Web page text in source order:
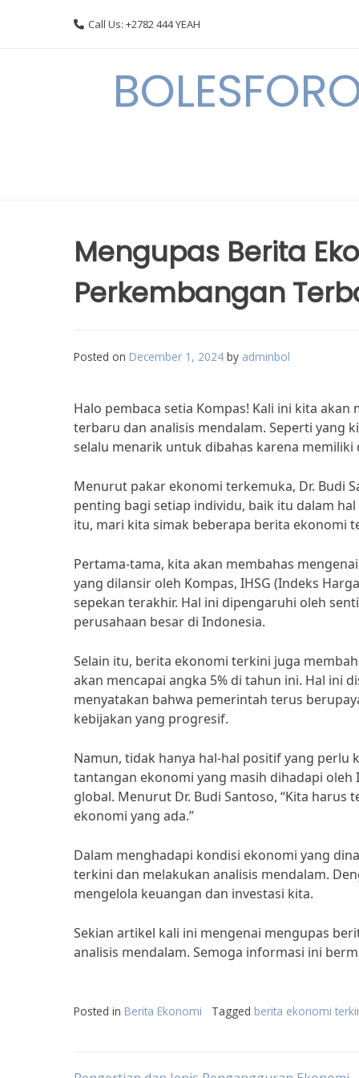
Call Us: +2782 444 YEAH
Mengupas Berita
Perkembangan
Posted on December 1, 2024 by adminbol
Halo pembaca setia Kompas! Kali ini kita
terbaru dan analisis mendalam. Seperti yang
selalu menarik untuk dibahas karena
Menurut pakar ekonomi terkemuka, Dr. Budi
penting bagi setiap individu, baik itu dalam
itu, mari kita simak beberapa berita ekonomi
Pertama-tama, kita akan membahas
yang dilansir oleh Kompas, IHSG (Indeks
sepekan terakhir. Hal ini dipengaruhi oleh
perusahaan besar di Indonesia.
Selain itu, berita ekonomi terkini juga
akan mencapai angka 5% di tahun ini. Hal ini
menyatakan bahwa pemerintah terus
kebijakan yang progresif.
Namun, tidak hanya hal-hal positif yang
tantangan ekonomi yang masih dihadapi
global. Menurut Dr. Budi Santoso, “Kita
ekonomi yang ada.”
Dalam menghadapi kondisi ekonomi yang
terkini dan melakukan analisis mendalam.
mengelola keuangan dan investasi kita.
Sekian artikel kali ini mengenai mengupas
analisis mendalam. Semoga informasi ini
Posted in Berita Ekonomi Tagged berita ekonomi